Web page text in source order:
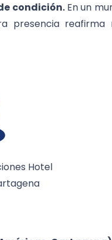
condición.En un
presencia
Hotel